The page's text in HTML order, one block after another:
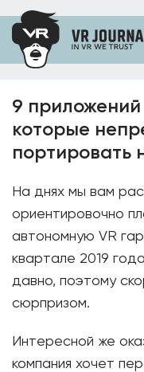
9
которые
портировать
На днях мы вам
ориентировочно
автономную VR
квартале 2019
давно, поэтому
сюрпризом.
Интересной же
компания хочет